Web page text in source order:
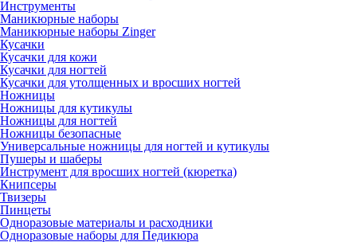
Инструменты
Маникюрные наборы
Маникюрные наборы Zinger
Кусачки
Кусачки для кожи
Кусачки для ногтей
Кусачки для утолщенных и вросших ногтей
Ножницы
Ножницы для кутикулы
Ножницы для ногтей
Ножницы безопасные
Универсальные ножницы для ногтей и кутикулы
Пушеры и шаберы
Инструмент для вросших ногтей (кюретка)
Книпсеры
Твизеры
Пинцеты
Одноразовые материалы и расходники
Одноразовые наборы для Педикюра